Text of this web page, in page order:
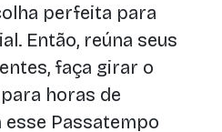
perfeita para
Então, reúna seus
faça girar o
horas de
Passatempo